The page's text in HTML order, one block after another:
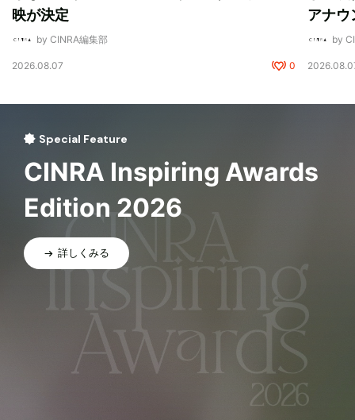
映が決定
by CINRA編集部
2026.08.07 0
アナウ
by
Special Feature
CINRA Inspiring Awards
Edition 2026
詳しくみる